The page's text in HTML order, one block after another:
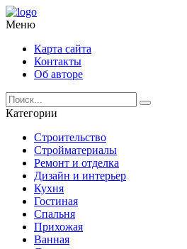
Меню
Карта сайта
Контакты
Об авторе
Категории
Строительство
Стройматериалы
Ремонт и отделка
Дизайн и интерьер
Кухня
Гостиная
Спальня
Прихожая
Ванная